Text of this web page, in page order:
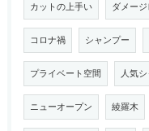
カットの上手い ダメー
コロナ禍 シャンプー
プライベート空間 人気
ニューオープン 綾羅木